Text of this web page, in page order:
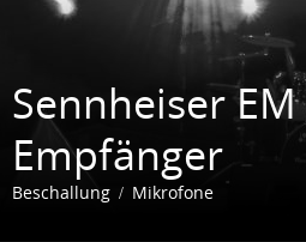
Sennheiser
Empfänger
Beschallung Mikrofone